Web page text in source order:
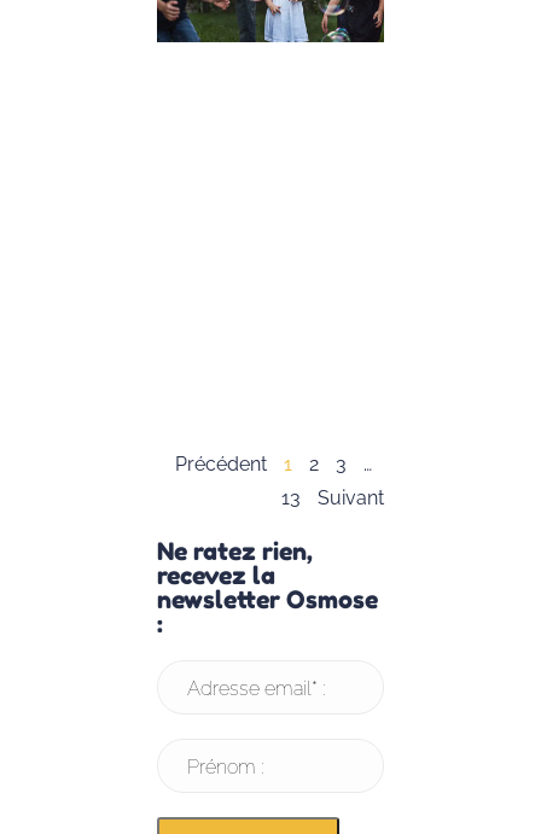
Précédent 1 2 3
…
13
Suivant
Ne ratez rien,
recevez la
newsletter Osmose
:
Adresse email* :
Prénom :